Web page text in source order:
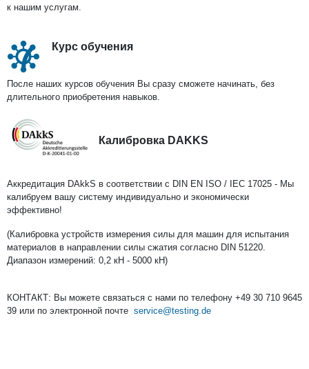
к нашим услугам.
Курс обучения
После наших курсов обучения Вы сразу сможете начинать, без
длительного приобретения навыков.
Калибровка DAKKS
Аккредитация DAkkS в соответствии с DIN EN ISO / IEC 17025 - Мы
калибруем вашу систему индивидуально и экономически
эффективно!
(Калибровка устройств измерения силы для машин для испытания
материалов в направлении силы сжатия согласно DIN 51220.
Диапазон измерений: 0,2 кН - 5000 кН)
КОНТАКТ: Вы можете связаться с нами по телефону +49 30 710 9645
39 или по электронной почте service@testing.de